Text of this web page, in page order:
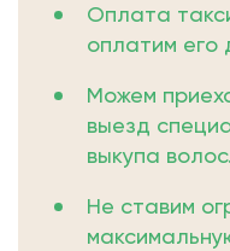
Оплата
оплатим его
Можем
выезд
выкупа волос.
Не ставим